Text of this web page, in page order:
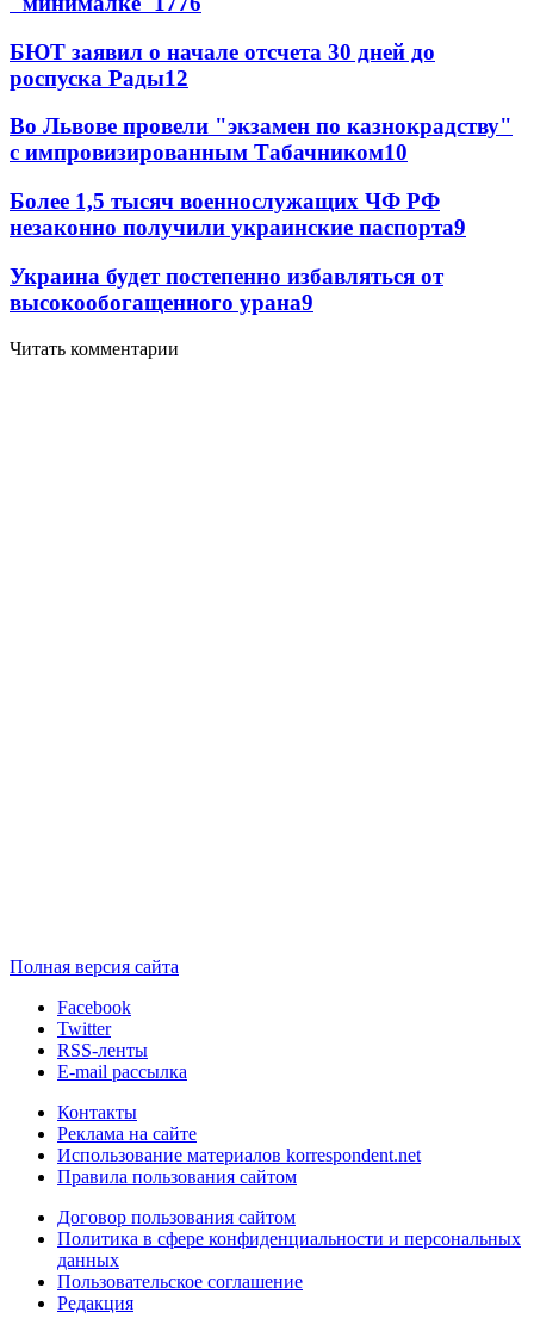
БЮТ заявил о начале отсчета 30 дней до
роспуска Рады12
Во Львове провели "экзамен по казнокрадству"
с импровизированным Табачником10
Более 1,5 тысяч военнослужащих ЧФ РФ
незаконно получили украинские паспорта9
Украина будет постепенно избавляться от
высокообогащенного урана9
Читать комментарии
Полная версия сайта
Facebook
Twitter
RSS-ленты
E-mail рассылка
Контакты
Реклама на сайте
Использование материалов korrespondent.net
Правила пользования сайтом
Договор пользования сайтом
Политика в сфере конфиденциальности и персональных
данных
Пользовательское соглашение
Редакция